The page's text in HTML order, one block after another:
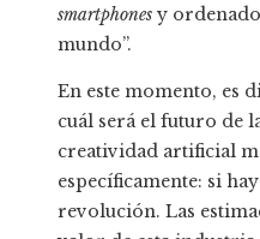
smartphones y
mundo”.
En este momento, es
cuál será el futuro de
creatividad artificial
específicamente: si
revolución. Las